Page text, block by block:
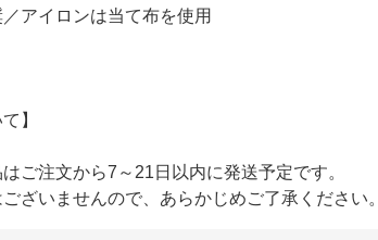
／アイロンは当て布を使用
】
ご注文から7～21日以内に発送予定です。
ざいませんので、あらかじめご了承ください。